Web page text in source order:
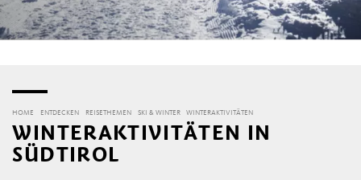
HOME ENTDECKEN REISETHEMEN SKI & WINTER WINTERAKTIVITÄTEN
WINTERAKTIVITÄTEN IN
SÜDTIROL